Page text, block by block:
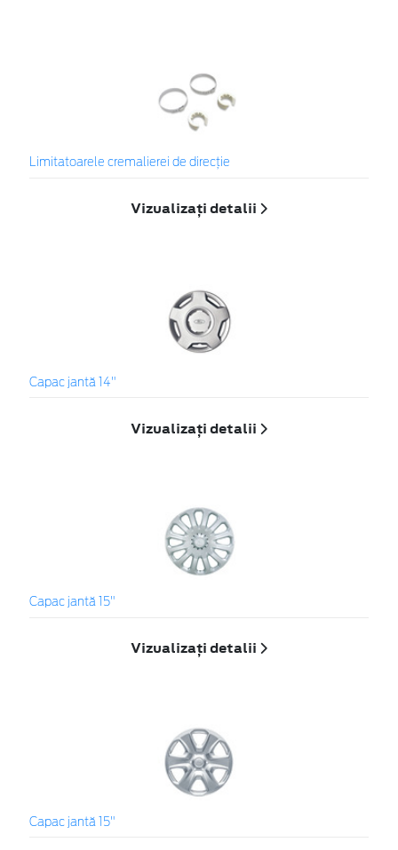
Limitatoarele cremalierei de direcţie
Vizualizați detalii
Capac jantă 14"
Vizualizați detalii
Capac jantă 15"
Vizualizați detalii
Capac jantă 15"